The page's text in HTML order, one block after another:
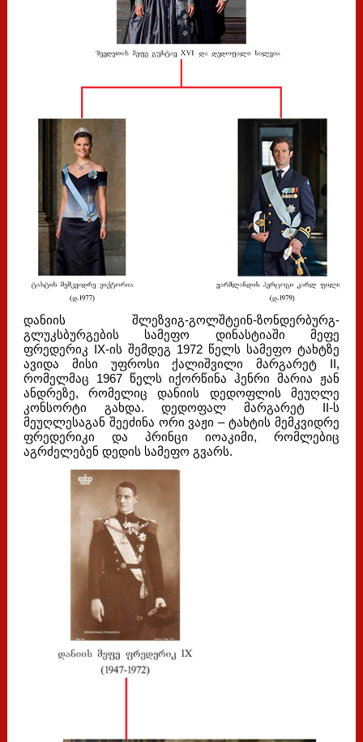
დანიის შლეზვიგ-გოლშტეინ-ზონდერბურგ-
გლუკსბურგების სამეფო დინასტიაში მეფე
ფრედერიკ IX-ის შემდეგ 1972 წელს სამეფო ტახტზე
ავიდა მისი უფროსი ქალიშვილი მარგარეტ II,
რომელმაც 1967 წელს იქორწინა ჰენრი მარია ჟან
ანდრეზე, რომელიც დანიის დედოფლის მეუღლე
კონსორტი გახდა. დედოფალ მარგარეტ II-ს
მეუღლესაგან შეეძინა ორი ვაჟი – ტახტის მემკვიდრე
ფრედერიკი და პრინცი იოაკიმი, რომლებიც
აგრძელებენ დედის სამეფო გვარს.